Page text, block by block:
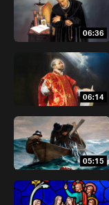
06:36
06:14
05:15